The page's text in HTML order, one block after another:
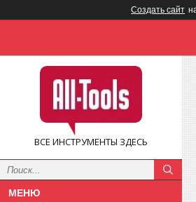
Создать сайт
ВСЕ ИНСТРУМЕНТЫ ЗДЕСЬ